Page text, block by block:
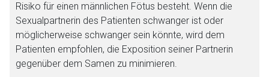
Risiko für einen männlichen Fötus besteht. Wenn die
Sexualpartnerin des Patienten schwanger ist oder
möglicherweise schwanger sein könnte, wird dem
Patienten empfohlen, die Exposition seiner Partnerin
gegenüber dem Samen zu minimieren.